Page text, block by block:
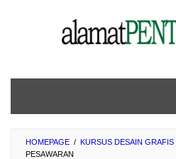
HOMEPAGE / KURSUS DESAIN GRAFIS
PESAWARAN